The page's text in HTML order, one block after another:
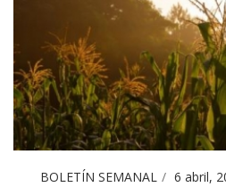
BOLETÍN SEMANAL 6 abril,